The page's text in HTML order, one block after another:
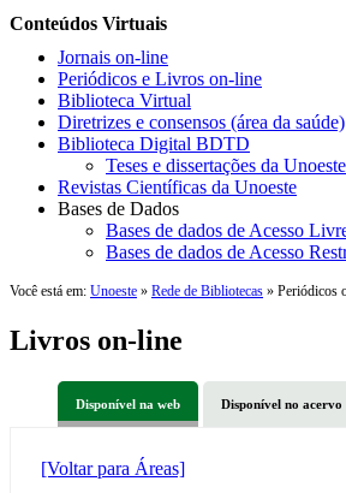
Conteúdos Virtuais
Jornais on-line
Periódicos e Livros on-line
Biblioteca Virtual
Diretrizes e consensos (área da saúde)
Biblioteca Digital BDTD
Teses e dissertações da Unoeste
Revistas Científicas da Unoeste
Bases de Dados
Bases de dados de Acesso
Bases de dados de Acesso
Você está em: Unoeste » Rede de Bibliotecas » Periódicos
Livros on-line
Disponível na web Disponível no acervo
[Voltar para Áreas]